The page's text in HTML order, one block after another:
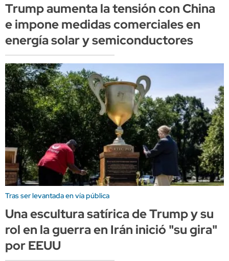
Trump aumenta la tensión con China
e impone medidas comerciales en
energía solar y semiconductores
Tras ser levantada en vía pública
Una escultura satírica de Trump y su
rol en la guerra en Irán inició "su gira"
por EEUU